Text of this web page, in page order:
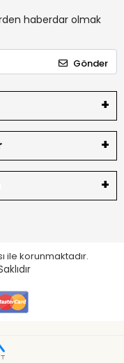
haberdar olmak
Gönder
ile korunmaktadır.